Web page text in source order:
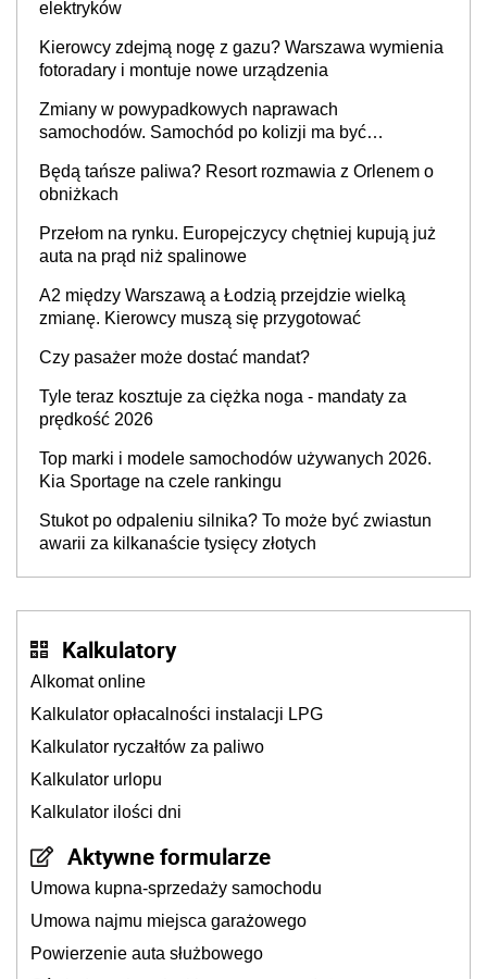
elektryków
Kierowcy zdejmą nogę z gazu? Warszawa wymienia
fotoradary i montuje nowe urządzenia
Zmiany w powypadkowych naprawach
samochodów. Samochód po kolizji ma być
producenta
Będą tańsze paliwa? Resort rozmawia z Orlenem o
obniżkach
Przełom na rynku. Europejczycy chętniej kupują już
auta na prąd niż spalinowe
A2 między Warszawą a Łodzią przejdzie wielką
zmianę. Kierowcy muszą się przygotować
Czy pasażer może dostać mandat?
Tyle teraz kosztuje za ciężka noga - mandaty za
prędkość 2026
Top marki i modele samochodów używanych 2026.
Kia Sportage na czele rankingu
Stukot po odpaleniu silnika? To może być zwiastun
awarii za kilkanaście tysięcy złotych
Kalkulatory
Alkomat online
Kalkulator opłacalności instalacji LPG
Kalkulator ryczałtów za paliwo
Kalkulator urlopu
Kalkulator ilości dni
Aktywne formularze
Umowa kupna-sprzedaży samochodu
Umowa najmu miejsca garażowego
Powierzenie auta służbowego